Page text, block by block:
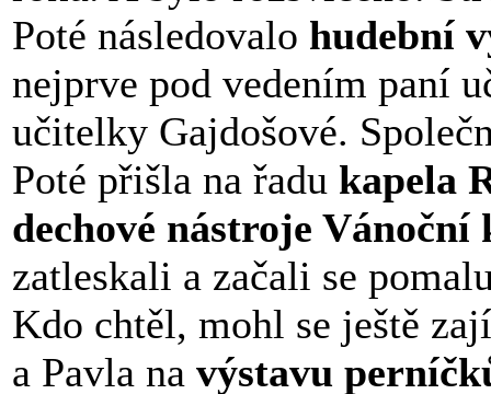
Poté následovalo hudební
nejprve pod vedením paní
učitelky Gajdošové.
Poté přišla na řadu kapela
dechové nástroje Vánoční
zatleskali a začali se
Kdo chtěl, mohl se ještě
a Pavla na výstavu